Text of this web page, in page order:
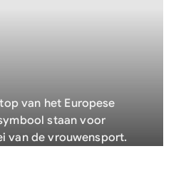
van het Europese
staan voor
van de vrouwensport.